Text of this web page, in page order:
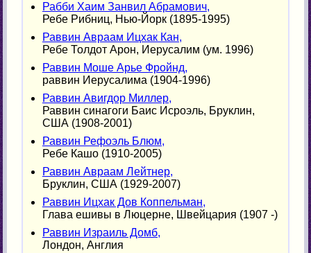
Рабби Хаим Занвил Абрамович,
Ребе Рибниц, Нью-Йорк (1895-1995)
Раввин Авраам Ицхак Кан,
Ребе Толдот Арон, Иерусалим (ум. 1996)
Раввин Моше Арье Фройнд,
раввин Иерусалима (1904-1996)
Раввин Авигдор Миллер,
Раввин синагоги Баис Исроэль, Бруклин,
США (1908-2001)
Раввин Рефоэль Блюм,
Ребе Кашо (1910-2005)
Раввин Авраам Лейтнер,
Бруклин, США (1929-2007)
Раввин Ицхак Дов Коппельман,
Глава ешивы в Люцерне, Швейцария (1907 -)
Раввин Израиль Домб,
Лондон, Англия